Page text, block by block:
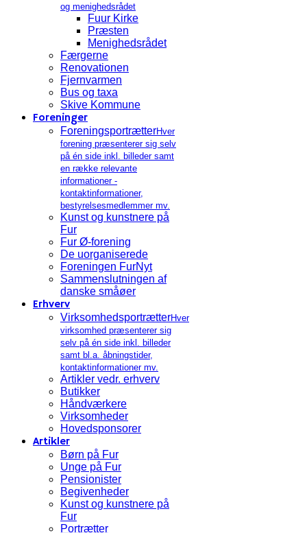
og menighedsrådet
Fuur Kirke
Præsten
Menighedsrådet
Færgerne
Renovationen
Fjernvarmen
Bus og taxa
Skive Kommune
Foreninger
ForeningsportrætterHver
forening præsenterer sig selv
på én side inkl. billeder samt
en række relevante
informationer -
kontaktinformationer,
bestyrelsesmedlemmer mv.
Kunst og kunstnere på
Fur
Fur Ø-forening
De uorganiserede
Foreningen FurNyt
Sammenslutningen af
danske småøer
Erhverv
VirksomhedsportrætterHver
virksomhed præsenterer sig
selv på én side inkl. billeder
samt bl.a. åbningstider,
kontaktinformationer mv.
Artikler vedr. erhverv
Butikker
Håndværkere
Virksomheder
Hovedsponsorer
Artikler
Børn på Fur
Unge på Fur
Pensionister
Begivenheder
Kunst og kunstnere på
Fur
Portrætter